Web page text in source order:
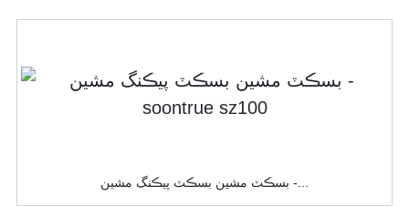
بسڪٽ مشين بسڪٽ پيڪنگ مشين -...